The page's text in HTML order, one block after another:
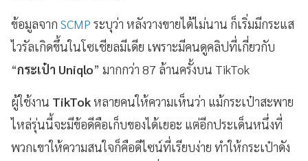
ข้อมูลจาก SCMP ระบุว่า หลังวางขายได้ไม่นาน ก็เริ่มมีกระแส
ไวรัลเกิดขึ้นในโซเชียลมีเดีย เพราะมีคนดูคลิปที่เกี่ยวกับ
“กระเป๋า Uniqlo” มากกว่า 87 ล้านครั้งบน TikTok
ผู้ใช้งาน TikTokหลายคนให้ความเห็นว่า แม้กระเป๋าสะพาย
ไหล่รุ่นนี้จะมีข้อดีคือเก็บของได้เยอะ แต่อีกประเด็นหนึ่งที่
พวกเขาให้ความสนใจก็คือดีไซน์ที่เรียบง่าย ทำให้กระเป๋าดัง